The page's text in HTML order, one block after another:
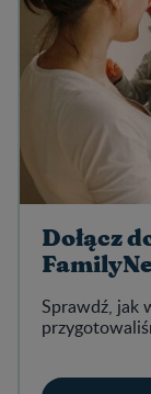
Dołącz
Sprawdź, jak